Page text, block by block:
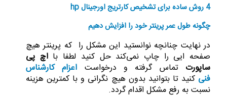
4 روش ساده برای تشخیص کارتریج اورجینال hp
چگونه طول عمر پرینتر خود را افزایش دهیم
در نهایت چنانچه نوانستید این مشکل را که پرینتر هیچ
صفحه ایی را چاپ نمی‌کند حل کنید لطفا بااچ پی
ساپورت تماس گرفته و درخواست اعزام کارشناس
فنی کنید تا بتوانید بدون هیچ نگرانی و با کمترین هزینه
نسبت به رفع مشکل اقدام گردد.